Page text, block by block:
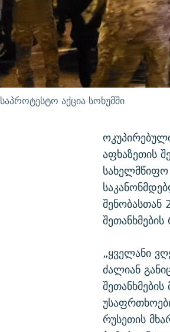
საპროტესტო აქცია სოხუმში
აფხაზეთის
სახელმწიფო
„ყველანი
ძალიან
რუსეთის